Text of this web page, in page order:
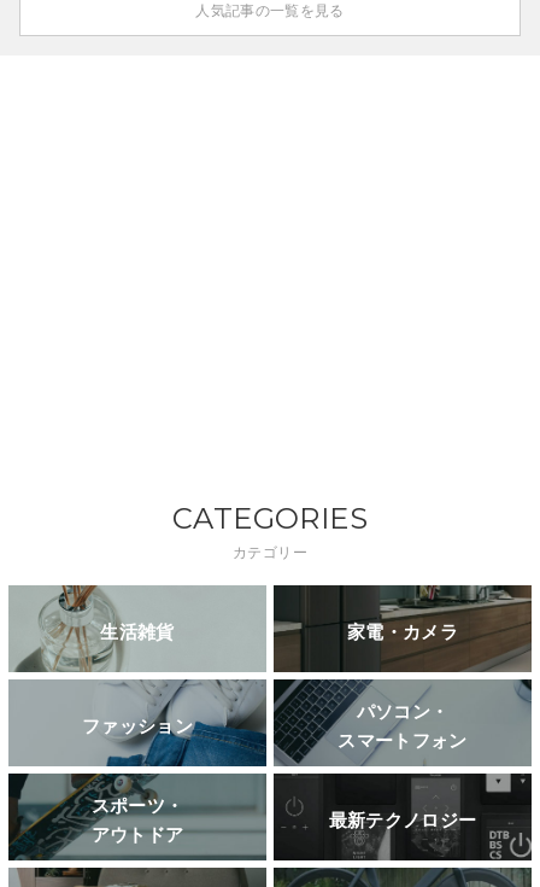
人気記事の一覧を見る
CATEGORIES
カテゴリー
生活雑貨 家電・カメラ
ファッション
パソコン・
スマートフォン
スポーツ・
アウトドア
最新テクノロジー